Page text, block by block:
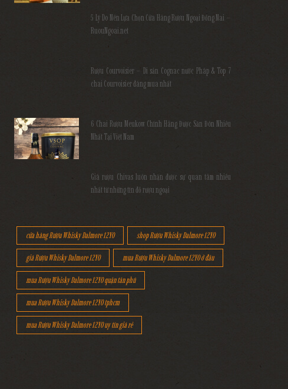
5 Lý Do Nên Lựa Chọn Cửa Hàng Rượu Ngoại Đồng Nai –
RuouNgoai.net
Rượu Courvoisier – Di sản Cognac nước Pháp & Top 7
chai Courvoisier đáng mua nhất
6 Chai Rượu Meukow Chính Hãng Được Săn Đón Nhiều
Nhất Tại Việt Nam
Giá rượu Chivas luôn nhận được sự quan tâm nhiều
nhất từ những tín đồ rượu ngoại
cửa hàng Rượu Whisky Dalmore 12YO shop Rượu Whisky Dalmore 12YO
giá Rượu Whisky Dalmore 12YO mua Rượu Whisky Dalmore 12YO ở đâu
mua Rượu Whisky Dalmore 12YO quận tân phú
mua Rượu Whisky Dalmore 12YO tphcm
mua Rượu Whisky Dalmore 12YO uy tín giá rẻ